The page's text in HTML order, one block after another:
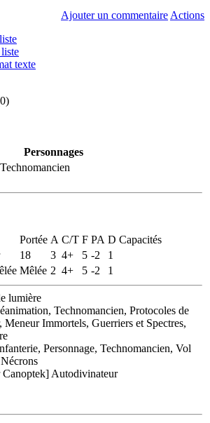
Ajouter un commentaire Actions
texte
0)
Personnages
Technomancien
Portée A C/T F PA D Capacités
18 3 4+ 5 -2
1
Mêlée 2 4+ 5 -2 1
lumière
Technomancien, Protocoles de
Immortels, Guerriers et Spectres,
Personnage, Technomancien, Vol
Canoptek] Autodivinateur